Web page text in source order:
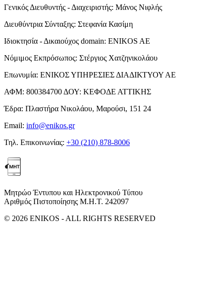
Γενικός Διευθυντής - Διαχειριστής: Μάνος Νιφλής
Διευθύντρια Σύνταξης: Στεφανία Κασίμη
Ιδιοκτησία - Δικαιούχος domain: ENIKOS AE
Νόμιμος Εκπρόσωπος: Στέργιος Χατζηνικολάου
Επωνυμία: ΕΝΙΚΟΣ ΥΠΗΡΕΣΙΕΣ ΔΙΑΔΙΚΤΥΟΥ ΑΕ
ΑΦΜ: 800384700 ΔΟΥ: ΚΕΦΟΔΕ ΑΤΤΙΚΗΣ
Έδρα: Πλαστήρα Νικολάου, Μαρούσι, 151 24
Email: info@enikos.gr
Τηλ. Επικοινωνίας: +30 (210) 878-8006
Μητρώο Έντυπου και Ηλεκτρονικού Τύπου
Αριθμός Πιστοποίησης Μ.Η.Τ. 242097
© 2026 ENIKOS - ALL RIGHTS RESERVED